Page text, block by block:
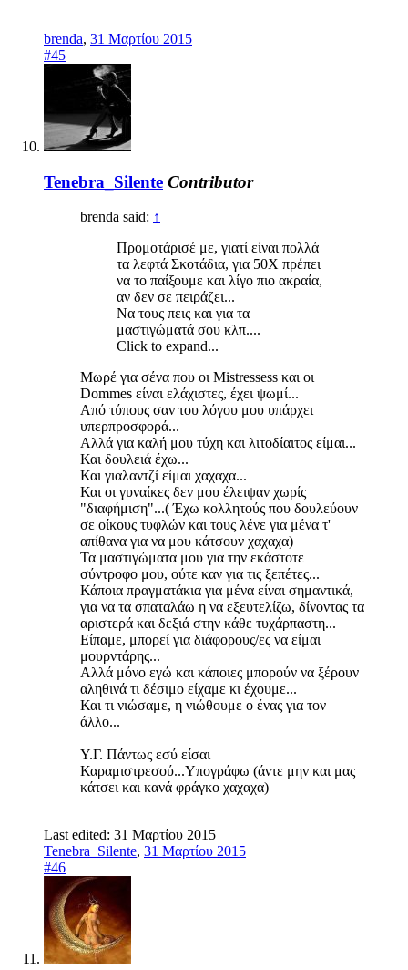
brenda, 31 Μαρτίου 2015
#45
Tenebra_Silente Contributor
brenda said: ↑
Προμοτάρισέ με, γιατί είναι πολλά
τα λεφτά Σκοτάδια, για 50Χ πρέπει
να το παίξουμε και λίγο πιο ακραία,
αν δεν σε πειράζει...
Να τους πεις και για τα
μαστιγώματά σου κλπ....
Click to expand...
Μωρέ για σένα που οι Mistressess και οι
Dommes είναι ελάχιστες, έχει ψωμί...
Από τύπους σαν του λόγου μου υπάρχει
υπερπροσφορά...
Αλλά για καλή μου τύχη και λιτοδίαιτος είμαι...
Και δουλειά έχω...
Και γιαλαντζί είμαι χαχαχα...
Και οι γυναίκες δεν μου έλειψαν χωρίς
"διαφήμιση"...( Έχω κολλητούς που δουλεύουν
σε οίκους τυφλών και τους λένε για μένα τ'
απίθανα για να μου κάτσουν χαχαχα)
Τα μαστιγώματα μου για την εκάστοτε
σύντροφο μου, ούτε καν για τις ξεπέτες...
Κάποια πραγματάκια για μένα είναι σημαντικά,
για να τα σπαταλάω η να εξευτελίζω, δίνοντας τα
αριστερά και δεξιά στην κάθε τυχάρπαστη...
Είπαμε, μπορεί για διάφορους/ες να είμαι
μουρντάρης...
Αλλά μόνο εγώ και κάποιες μπορούν να ξέρουν
αληθινά τι δέσιμο είχαμε κι έχουμε...
Και τι νιώσαμε, η νιώθουμε ο ένας για τον
άλλο...
Υ.Γ. Πάντως εσύ είσαι
Καραμιστρεσού...Υπογράφω (άντε μην και μας
κάτσει και κανά φράγκο χαχαχα)
Last edited: 31 Μαρτίου 2015
Tenebra_Silente, 31 Μαρτίου 2015
#46